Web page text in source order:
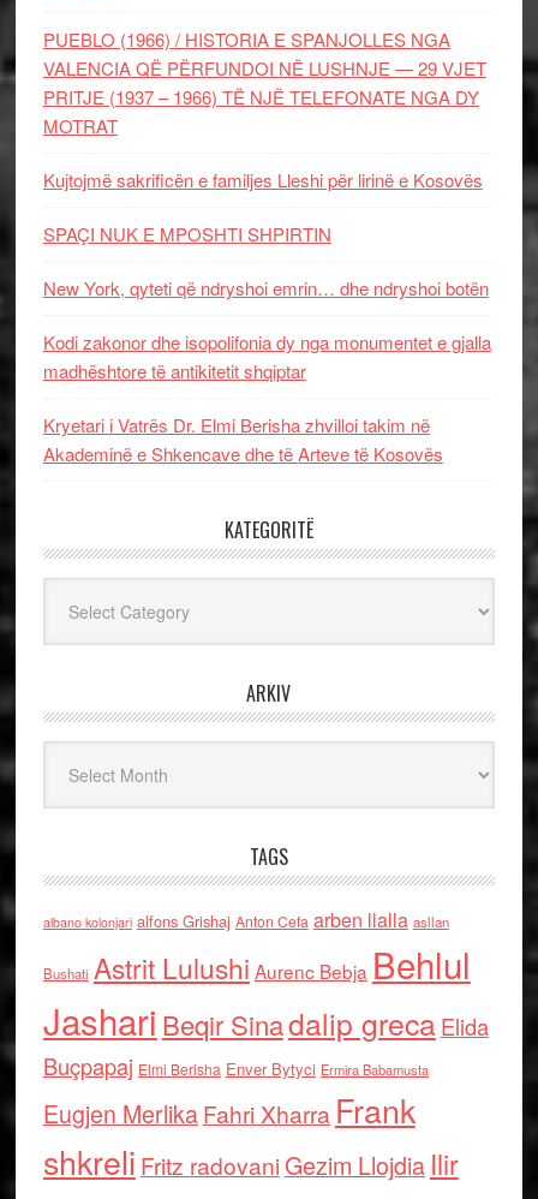
PUEBLO (1966) / HISTORIA E SPANJOLLES NGA
VALENCIA QË PËRFUNDOI NË LUSHNJE — 29 VJET
PRITJE (1937 – 1966) TË NJË TELEFONATE NGA DY
MOTRAT
Kujtojmë sakrificën e familjes Lleshi për lirinë e Kosovës
SPAÇI NUK E MPOSHTI SHPIRTIN
New York, qyteti që ndryshoi emrin… dhe ndryshoi botën
Kodi zakonor dhe isopolifonia dy nga monumentet e gjalla
madhështore të antikitetit shqiptar
Kryetari i Vatrës Dr. Elmi Berisha zhvilloi takim në
Akademinë e Shkencave dhe të Arteve të Kosovës
KATEGORITË
ARKIV
TAGS
albano kolonjari alfons Grishaj Anton Cefa arben llalla asllan
Bushati Astrit Lulushi Aurenc Bebja Behlul
Jashari Beqir Sinadalip grecaElida
Buçpapaj Elmi Berisha Enver Bytyci Ermira Babamusta
Eugjen MerlikaFahri Xharra Frank
shkreli Fritz radovaniGezim Llojdia Ilir